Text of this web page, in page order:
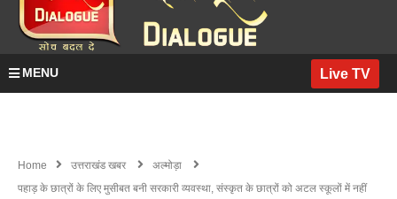
MENU Live TV
Home उत्तराखंड खबर
अल्मोड़ा
पहाड़ के छात्रों के लिए मुसीबत बनी सरकारी व्यवस्था, संस्कृत के छात्रों को अटल स्कूलों में नहीं